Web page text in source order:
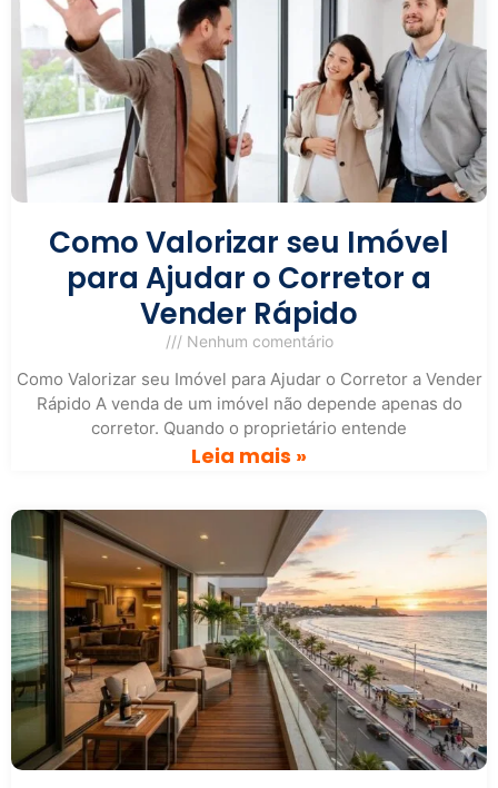
Como Valorizar seu Imóvel
para Ajudar o Corretor a
Vender Rápido
Nenhum comentário
Como Valorizar seu Imóvel para Ajudar o Corretor a Vender
Rápido A venda de um imóvel não depende apenas do
corretor. Quando o proprietário entende
Leia mais »